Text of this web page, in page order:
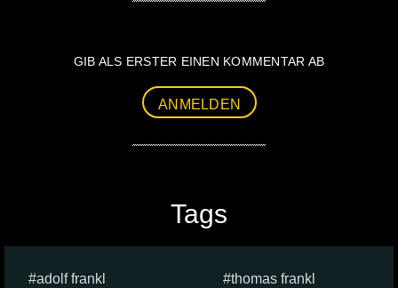
GIB ALS ERSTER EINEN KOMMENTAR AB
ANMELDEN
Tags
adolf frankl
thomas frankl